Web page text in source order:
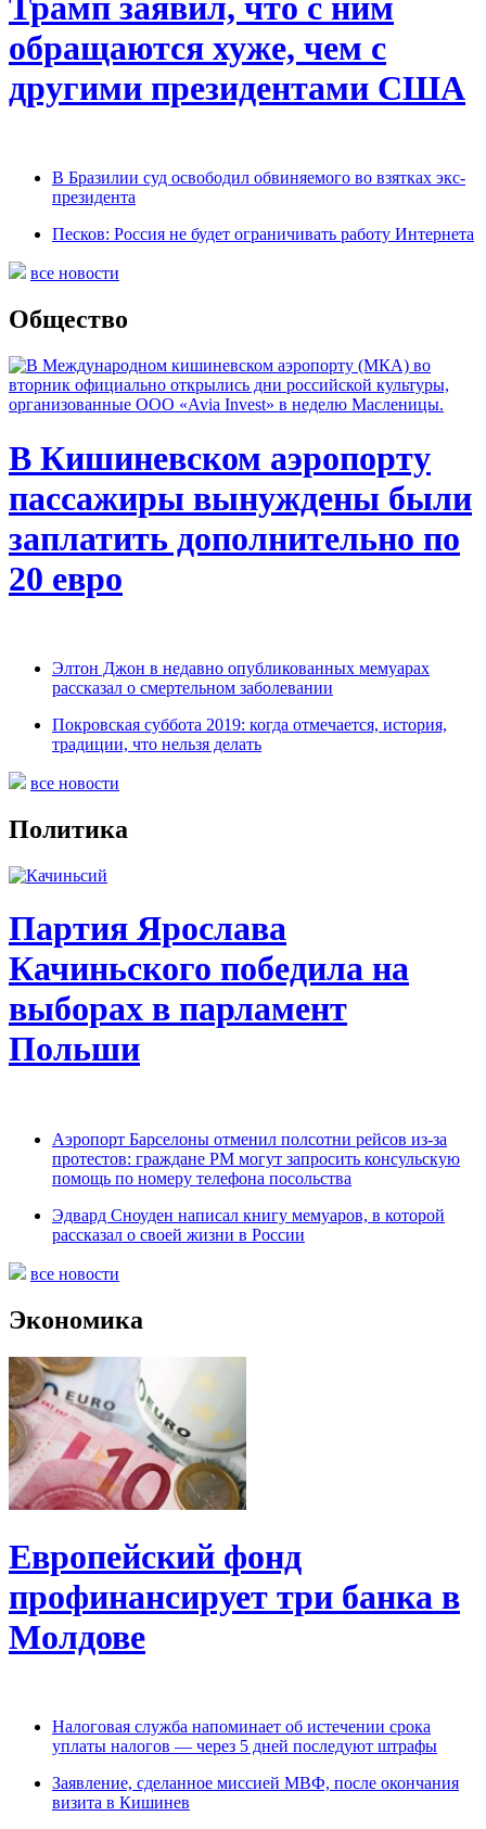
обращаются хуже, чем с
другими президентами США
В Бразилии суд освободил обвиняемого во взятках экс-
президента
Песков: Россия не будет ограничивать работу Интернета
все новости
Общество
В Кишиневском аэропорту
пассажиры вынуждены были
заплатить дополнительно по
20 евро
Элтон Джон в недавно опубликованных мемуарах
рассказал о смертельном заболевании
Покровская суббота 2019: когда отмечается, история,
традиции, что нельзя делать
все новости
Политика
Партия Ярослава
Качиньского победила на
выборах в парламент
Польши
Аэропорт Барселоны отменил полсотни рейсов из-за
протестов: граждане РМ могут запросить консульскую
помощь по номеру телефона посольства
Эдвард Сноуден написал книгу мемуаров, в которой
рассказал о своей жизни в России
все новости
Экономика
Европейский фонд
профинансирует три банка в
Молдове
Налоговая служба напоминает об истечении срока
уплаты налогов — через 5 дней последуют штрафы
Заявление, сделанное миссией МВФ, после окончания
визита в Кишинев